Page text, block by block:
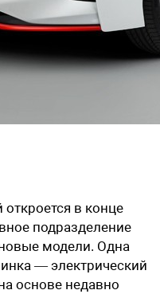
в конце
подразделение
модели. Одна
— электрический
основе недавно